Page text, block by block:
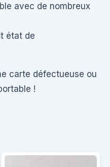
avec de nombreux
état de
carte défectueuse ou
!